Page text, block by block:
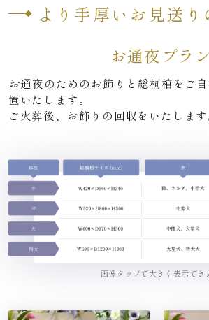
より手厚いお見送り
お通夜プラン
お通夜のためのお飾りと総桐棺をご
置いたします。
ご火葬後、お飾りの回収をいたします
画像タップで大きく表示でき